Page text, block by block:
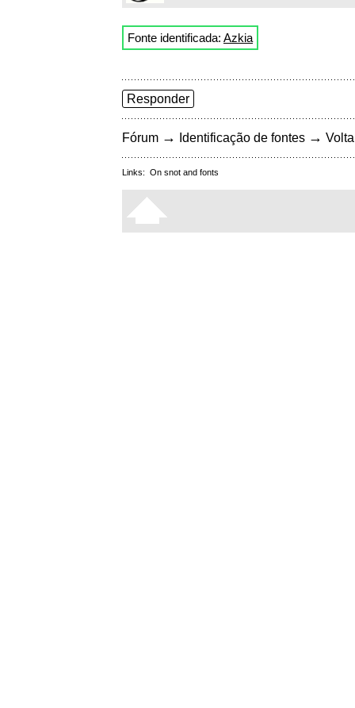
Fonte identificada: Azkia
Responder
Fórum → Identificação de fontes →
Links: On snot and fonts